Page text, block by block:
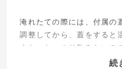
淹れたての際には、付属の
調整してから、蓋をすると
また、たっぷり飲みたい
いやすい。手入れも簡単な
続